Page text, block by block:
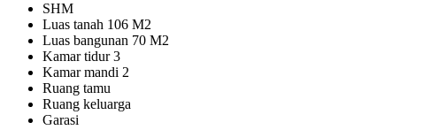
SHM
Luas tanah 106 M2
Luas bangunan 70 M2
Kamar tidur 3
Kamar mandi 2
Ruang tamu
Ruang keluarga
Garasi